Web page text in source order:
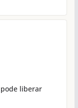
liberar